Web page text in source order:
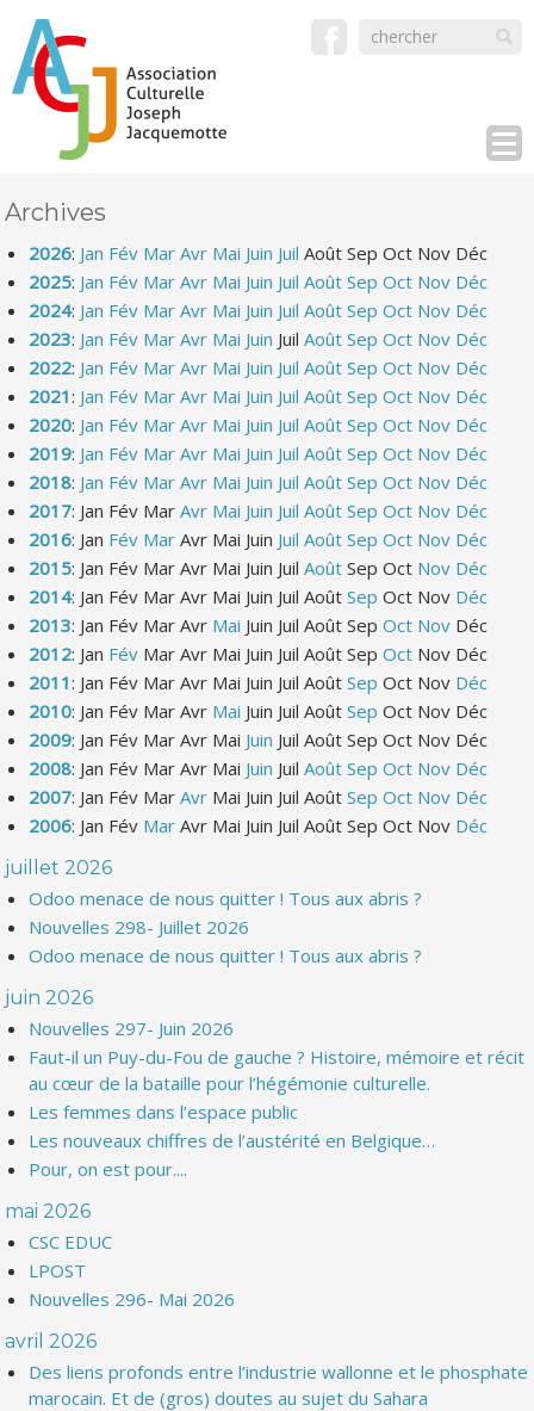
Archives
2026: Jan Fév Mar Avr Mai Juin Juil Août Sep Oct Nov Déc
2025: Jan Fév Mar Avr Mai Juin Juil Août Sep Oct Nov Déc
2024: Jan Fév Mar Avr Mai Juin Juil Août Sep Oct Nov Déc
2023: Jan Fév Mar Avr Mai Juin Juil Août Sep Oct Nov Déc
2022: Jan Fév Mar Avr Mai Juin Juil Août Sep Oct Nov Déc
2021: Jan Fév Mar Avr Mai Juin Juil Août Sep Oct Nov Déc
2020: Jan Fév Mar Avr Mai Juin Juil Août Sep Oct Nov Déc
2019: Jan Fév Mar Avr Mai Juin Juil Août Sep Oct Nov Déc
2018: Jan Fév Mar Avr Mai Juin Juil Août Sep Oct Nov Déc
2017: Jan Fév Mar Avr Mai Juin Juil Août Sep Oct Nov Déc
2016: Jan Fév Mar Avr Mai Juin Juil Août Sep Oct Nov Déc
2015: Jan Fév Mar Avr Mai Juin Juil Août Sep Oct Nov Déc
2014: Jan Fév Mar Avr Mai Juin Juil Août Sep Oct Nov Déc
2013: Jan Fév Mar Avr Mai Juin Juil Août Sep Oct Nov Déc
2012: Jan Fév Mar Avr Mai Juin Juil Août Sep Oct Nov Déc
2011: Jan Fév Mar Avr Mai Juin Juil Août Sep Oct Nov Déc
2010: Jan Fév Mar Avr Mai Juin Juil Août Sep Oct Nov Déc
2009: Jan Fév Mar Avr Mai Juin Juil Août Sep Oct Nov Déc
2008: Jan Fév Mar Avr Mai Juin Juil Août Sep Oct Nov Déc
2007: Jan Fév Mar Avr Mai Juin Juil Août Sep Oct Nov Déc
2006: Jan Fév Mar Avr Mai Juin Juil Août Sep Oct Nov Déc
juillet 2026
Odoo menace de nous quitter ! Tous aux abris ?
Nouvelles 298- Juillet 2026
Odoo menace de nous quitter ! Tous aux abris ?
juin 2026
Nouvelles 297- Juin 2026
Faut-il un Puy-du-Fou de gauche ? Histoire, mémoire et récit
au cœur de la bataille pour l’hégémonie culturelle.
Les femmes dans l’espace public
Les nouveaux chiffres de l’austérité en Belgique…
Pour, on est pour....
mai 2026
CSC EDUC
LPOST
Nouvelles 296- Mai 2026
avril 2026
Des liens profonds entre l’industrie wallonne et le phosphate
marocain. Et de (gros) doutes au sujet du Sahara